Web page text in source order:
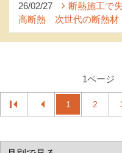
26/02/27
断熱施工で
高断熱 次世代の断熱材
1ページ
1 2